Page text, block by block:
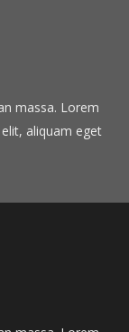
massa. Lorem
aliquam eget